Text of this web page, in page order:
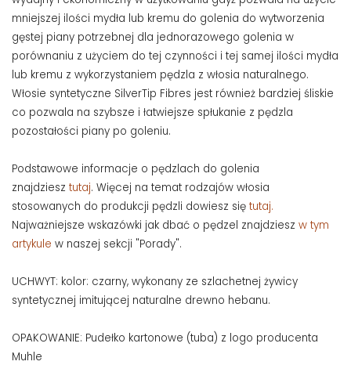
mniejszej ilości mydła lub kremu do golenia do wytworzenia
gęstej piany potrzebnej dla jednorazowego golenia w
porównaniu z użyciem do tej czynności i tej samej ilości mydła
lub kremu z wykorzystaniem pędzla z włosia naturalnego.
Włosie syntetyczne SilverTip Fibres jest również bardziej śliskie
co pozwala na szybsze i łatwiejsze spłukanie z pędzla
pozostałości piany po goleniu.
Podstawowe informacje o pędzlach do golenia
znajdziesz tutaj. Więcej na temat rodzajów włosia
stosowanych do produkcji pędzli dowiesz się tutaj.
Najważniejsze wskazówki jak dbać o pędzel znajdziesz w tym
artykule w naszej sekcji "Porady".
UCHWYT: kolor: czarny, wykonany ze szlachetnej żywicy
syntetycznej imitującej naturalne drewno hebanu.
OPAKOWANIE: Pudełko kartonowe (tuba) z logo producenta
Muhle